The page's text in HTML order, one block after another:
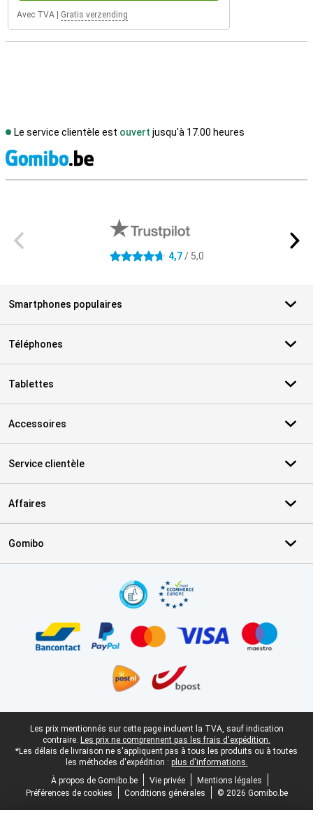
Avec TVA Gratis verzending
Le service clientèle est ouvert jusqu'à 17.00 heures
4.7 étoiles 4,7/ 5,0
Smartphones populaires
Téléphones
Tablettes
Accessoires
Service clientèle
Affaires
Gomibo
Pied-de-page légal
Les prix mentionnés sur cette page incluent la TVA, sauf indication
contraire. Les prix ne comprennent pas les frais d'expédition.
*Les délais de livraison ne s'appliquent pas à tous les produits ou à toutes
les méthodes d'expédition : plus d'informations.
À propos de Gomibo.be
Vie privée
Mentions légales
Préférences de cookies
Conditions générales © 2026 Gomibo.be